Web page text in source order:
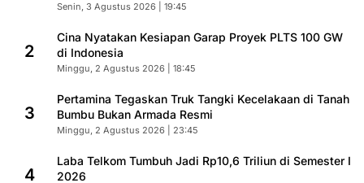
Senin, 3 Agustus 2026 | 19:45
2
Cina Nyatakan Kesiapan Garap Proyek PLTS 100 GW
di Indonesia
Minggu, 2 Agustus 2026 | 18:45
3
Pertamina Tegaskan Truk Tangki Kecelakaan di Tanah
Bumbu Bukan Armada Resmi
Minggu, 2 Agustus 2026 | 23:45
4
Laba Telkom Tumbuh Jadi Rp10,6 Triliun di Semester I
2026